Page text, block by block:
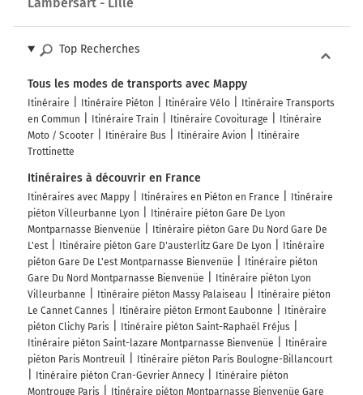
Top Recherches
Tous les modes de transports avec Mappy
Itinéraire Itinéraire Piéton Itinéraire Vélo
Itinéraire Transports
en Commun
Itinéraire Train Itinéraire Covoiturage
Itinéraire
Moto / Scooter
Itinéraire Bus Itinéraire Avion
Itinéraire
Trottinette
Itinéraires à découvrir en France
Itinéraires avec Mappy Itinéraires en Piéton en France
Itinéraire
piéton Villeurbanne Lyon
Itinéraire piéton Gare De Lyon
Montparnasse Bienvenüe
Itinéraire piéton Gare Du Nord Gare De
L'est
Itinéraire piéton Gare D'austerlitz Gare De Lyon
Itinéraire
piéton Gare De L'est Montparnasse Bienvenüe
Itinéraire piéton
Gare Du Nord Montparnasse Bienvenüe
Itinéraire piéton Lyon
Villeurbanne
Itinéraire piéton Massy Palaiseau
Itinéraire piéton
Le Cannet Cannes
Itinéraire piéton Ermont Eaubonne
Itinéraire
piéton Clichy Paris
Itinéraire piéton Saint-Raphaël Fréjus
Itinéraire piéton Saint-lazare Montparnasse Bienvenüe
Itinéraire
piéton Paris Montreuil
Itinéraire piéton Paris Boulogne-Billancourt
Itinéraire piéton Cran-Gevrier Annecy
Itinéraire piéton
Montrouge Paris
Itinéraire piéton Montparnasse Bienvenüe Gare